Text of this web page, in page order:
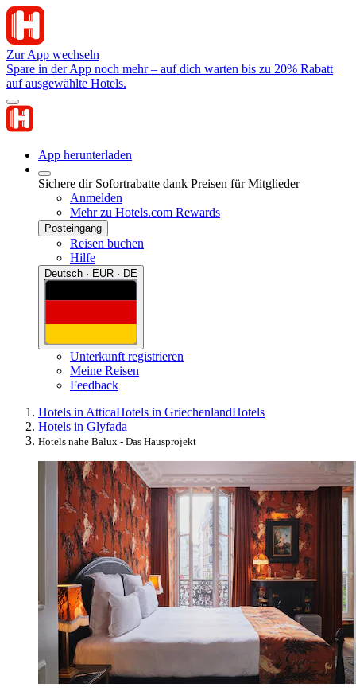
Zur App wechseln
Spare in der App noch mehr – auf dich warten bis zu 20% Rabatt
auf ausgewählte Hotels.
App herunterladen
Sichere dir Sofortrabatte dank Preisen für Mitglieder
Anmelden
Mehr zu Hotels.com Rewards
Posteingang
Reisen buchen
Hilfe
Deutsch · EUR · DE
Unterkunft registrieren
Meine Reisen
Feedback
Hotels in AtticaHotels in GriechenlandHotels
Hotels in Glyfada
Hotels nahe Balux - Das Hausprojekt